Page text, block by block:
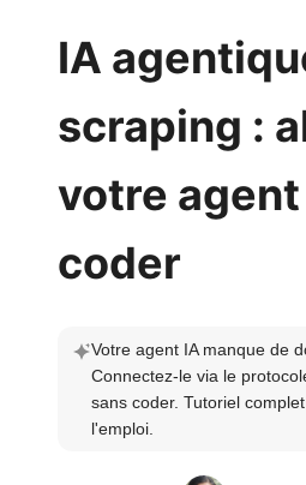
IA
scraping :
votre
coder
Votre agent IA manque de
Connectez-le via le
sans coder. Tutoriel
l'emploi.